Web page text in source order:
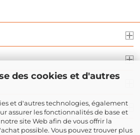
des cookies et d'autres
et d'autres technologies, également
assurer les fonctionnalités de base et
site Web afin de vous offrir la
possible. Vous pouvez trouver plus